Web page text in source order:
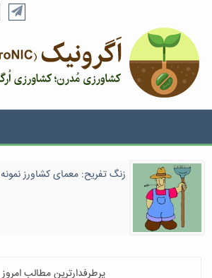
زنگ تفریح: معمای کشاورز نمونه
پرطرفدارترین مطالب امروز